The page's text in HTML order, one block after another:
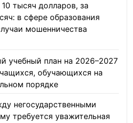
тысяч долларов, за
в сфере образования
мошенничества
учебный план на 2026–2027
обучающихся на
порядке
негосударственными
требуется уважительная